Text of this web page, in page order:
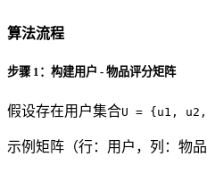
算法流程
步骤 1：构建用户 - 物品评分矩阵
假设存在用户集合U = {u1,
示例矩阵（行：用户，列：物品